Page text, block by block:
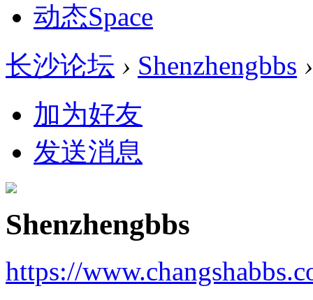
动态Space
长沙论坛 › Shenzhengbbs ›
加为好友
发送消息
Shenzhengbbs
https://